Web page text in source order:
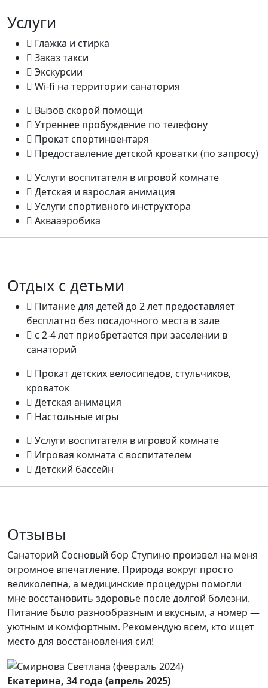
Услуги
Глажка и стирка
Заказ такси
Экскурсии
Wi-fi на территории санатория
Вызов скорой помощи
Утреннее пробуждение по телефону
Прокат спортинвентаря
Предоставление детской кроватки (по запросу)
Услуги воспитателя в игровой комнате
Детская и взрослая анимация
Услуги спортивного инструктора
Аквааэробика
Отдых с детьми
Питание для детей до 2 лет предоставляет
бесплатно без посадочного места в зале
с 2-4 лет приобретается при заселении в
санаторий
Прокат детских велосипедов, стульчиков,
кроваток
Детская анимация
Настольные игры
Услуги воспитателя в игровой комнате
Игровая комната с воспитателем
Детский бассейн
Отзывы
Санаторий Сосновый бор Ступино произвел на меня
огромное впечатление. Природа вокруг просто
великолепна, а медицинские процедуры помогли
мне восстановить здоровье после долгой болезни.
Питание было разнообразным и вкусным, а номер —
уютным и комфортным. Рекомендую всем, кто ищет
место для восстановления сил!
Екатерина, 34 года (апрель 2025)